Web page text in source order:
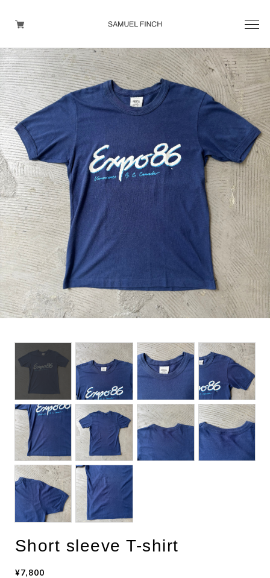
Men's
Maison Martin Margiela
Helmut Lang
Yohji Yamamoto
Other brands
TOPS
OUTER WEAR
BOTTOMS
DESIGNERS ARCHIVES
Short sleeve T-shirt
¥7,800